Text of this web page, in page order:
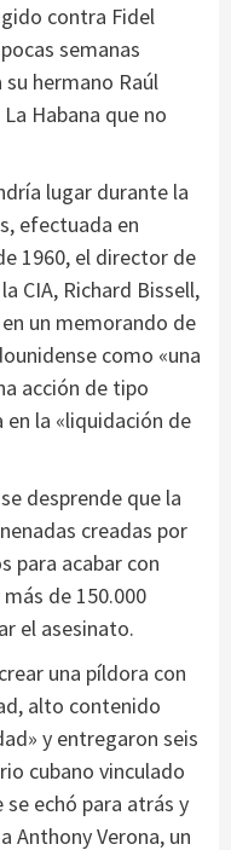
contra Fidel
semanas
hermano Raúl
Habana que no
lugar durante la
efectuada en
1960, el director de
CIA, Richard Bissell,
un memorando de
como «una
acción de tipo
la «liquidación de
desprende que la
creadas por
para acabar con
de 150.000
el asesinato.
una píldora con
alto contenido
y entregaron seis
cubano vinculado
echó para atrás y
Anthony Verona, un